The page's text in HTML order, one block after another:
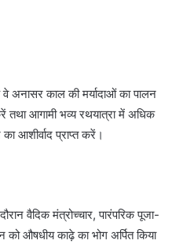
अनासर काल की मर्यादाओं का पालन
आगामी भव्य रथयात्रा में अधिक
आशीर्वाद प्राप्त करें।
वैदिक मंत्रोच्चार, पारंपरिक पूजा-
को औषधीय काढ़े का भोग अर्पित किया